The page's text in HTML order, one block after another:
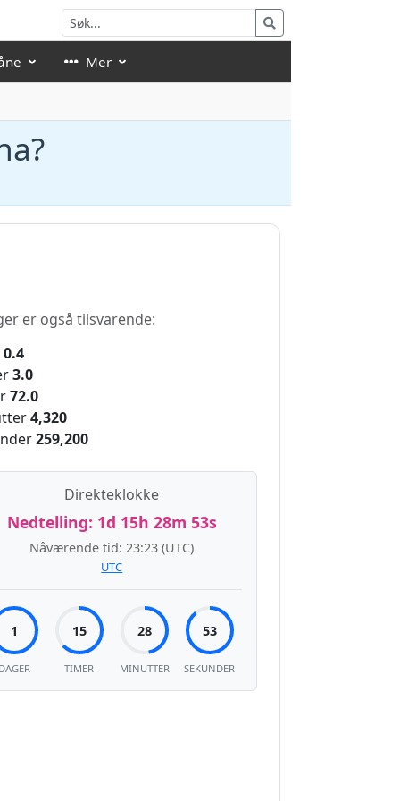
Mer
er også tilsvarende:
0.4
3.0
72.0
4,320
259,200
Direkteklokke
Nedtelling: 1d 15h 28m 52s
Nåværende tid:23:23 (UTC)
UTC
1 15
TIMER
28
MINUTTER
52
SEKUNDER